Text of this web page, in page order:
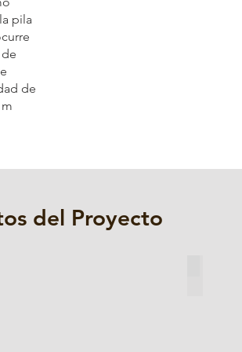
pila
de
del Proyecto